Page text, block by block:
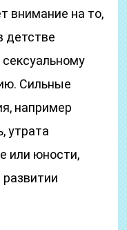
внимание на то,
детстве
Сильные
например
утрата
или юности,